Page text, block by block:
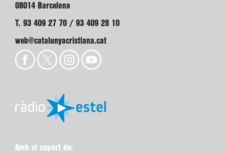
08014 Barcelona
T. 93 409 27 70 / 93 409 28 10
web@catalunyacristiana.cat
Amb el suport de: